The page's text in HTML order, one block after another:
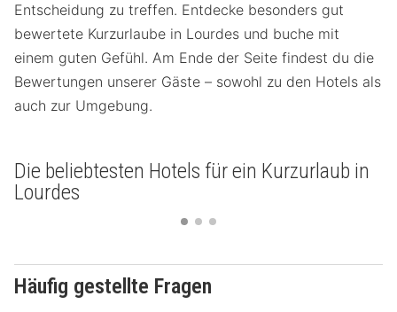
Entscheidung zu treffen. Entdecke besonders gut
bewertete Kurzurlaube in Lourdes und buche mit
einem guten Gefühl. Am Ende der Seite findest du die
Bewertungen unserer Gäste – sowohl zu den Hotels als
auch zur Umgebung.
Die beliebtesten Hotels für ein Kurzurlaub in
Lourdes
Häufig gestellte Fragen